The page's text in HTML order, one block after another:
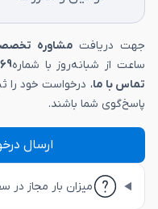
جهت دریافت مشاوره
ساعت از شبانه‌روز با شماره
تماس با ما، درخواست خود را
پاسخ‌گوی شما باشند.
ارسال
میزان بار مجاز در